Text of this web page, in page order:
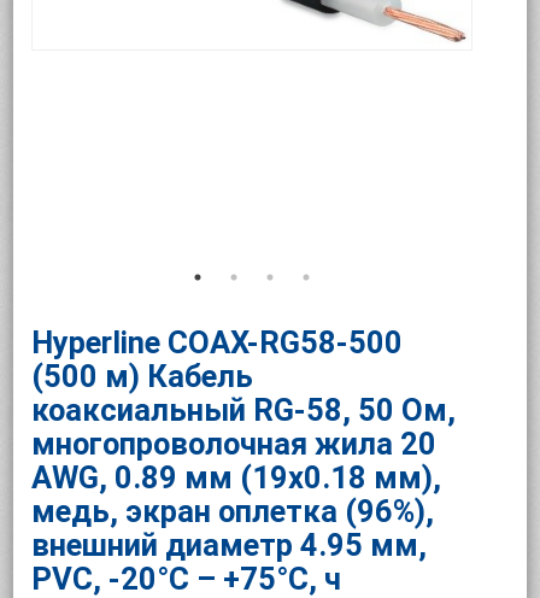
Hyperline COAX-RG58-500
(500 м) Кабель
коаксиальный RG-58, 50 Ом,
многопроволочная жила 20
AWG, 0.89 мм (19x0.18 мм),
медь, экран оплетка (96%),
внешний диаметр 4.95 мм,
PVC, -20°C – +75°C, ч